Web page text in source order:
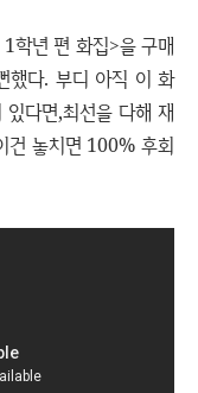
학년 편 화집>을 구매
했다. 부디 아직 이 화
다면,최선을 다해 재
건 놓치면 100% 후회